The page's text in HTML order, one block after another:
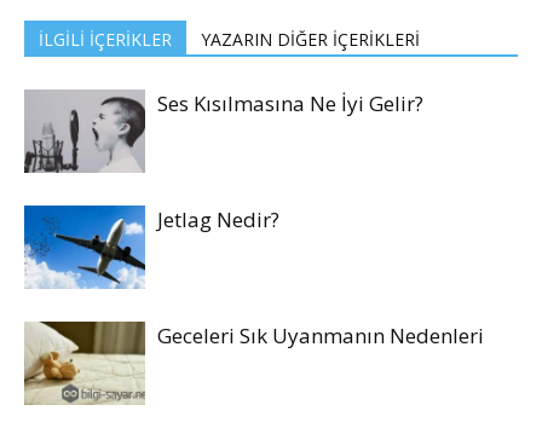
İLGİLİ İÇERİKLER YAZARIN DİĞER İÇERİKLERİ
Ses Kısılmasına Ne İyi Gelir?
Jetlag Nedir?
Geceleri Sık Uyanmanın Nedenleri